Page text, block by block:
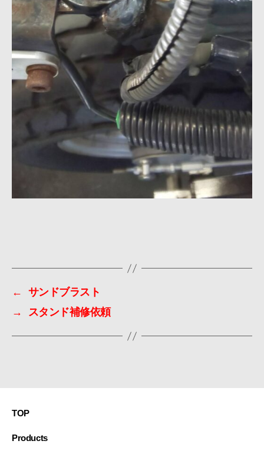
←
サンドブラスト
→
スタンド補修依頼
TOP
Products